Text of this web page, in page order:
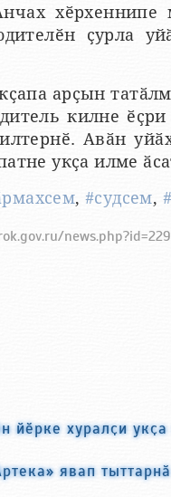
ҫурла
арҫын
килне
Авӑн
укҫа илме
,#судсем,
йӗрке хуралҫи
явап тыттарнӑ